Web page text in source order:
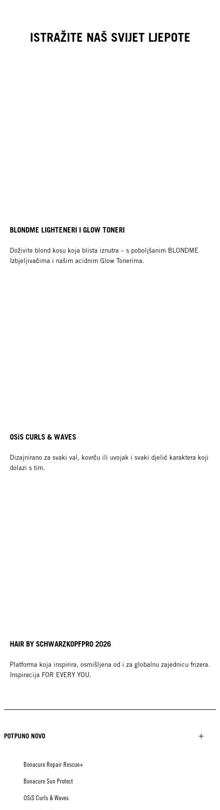
ISTRAŽITE NAŠ SVIJET LJEPOTE
BLONDME LIGHTENERI I GLOW TONERI
Doživite blond kosu koja blista iznutra – s poboljšanim BLONDME
Izbjeljivačima i našim acidnim Glow Tonerima.
OSiS CURLS & WAVES
Dizajnirano za svaki val, kovrču ili uvojak i svaki djelić karaktera koji
dolazi s tim.
HAIR BY SCHWARZKOPFPRO 2026
Platforma koja inspirira, osmišljena od i za globalnu zajednicu frizera.
Inspiracija FOR EVERY YOU.
POTPUNO NOVO
Bonacure Repair Rescue+
Bonacure Sun Protect
OSiS Curls & Waves